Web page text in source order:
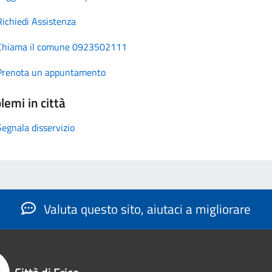
Assistenza
il comune 0923502111
un appuntamento
in città
disservizio
Valuta questo sito, aiutaci a migliorare